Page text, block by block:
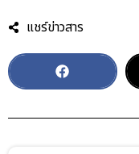
แชร์ข่าวสาร